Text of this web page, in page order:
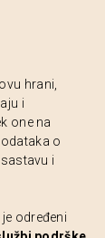
hrani,
i
one na
o
i
određeni